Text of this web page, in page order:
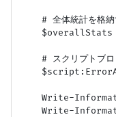
# 全体統計を格納
# スクリプトブロ
Write-
Write-